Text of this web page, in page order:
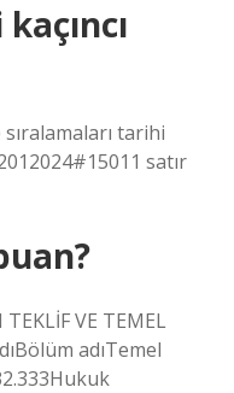
tarihi
satır
VE TEMEL
adıTemel